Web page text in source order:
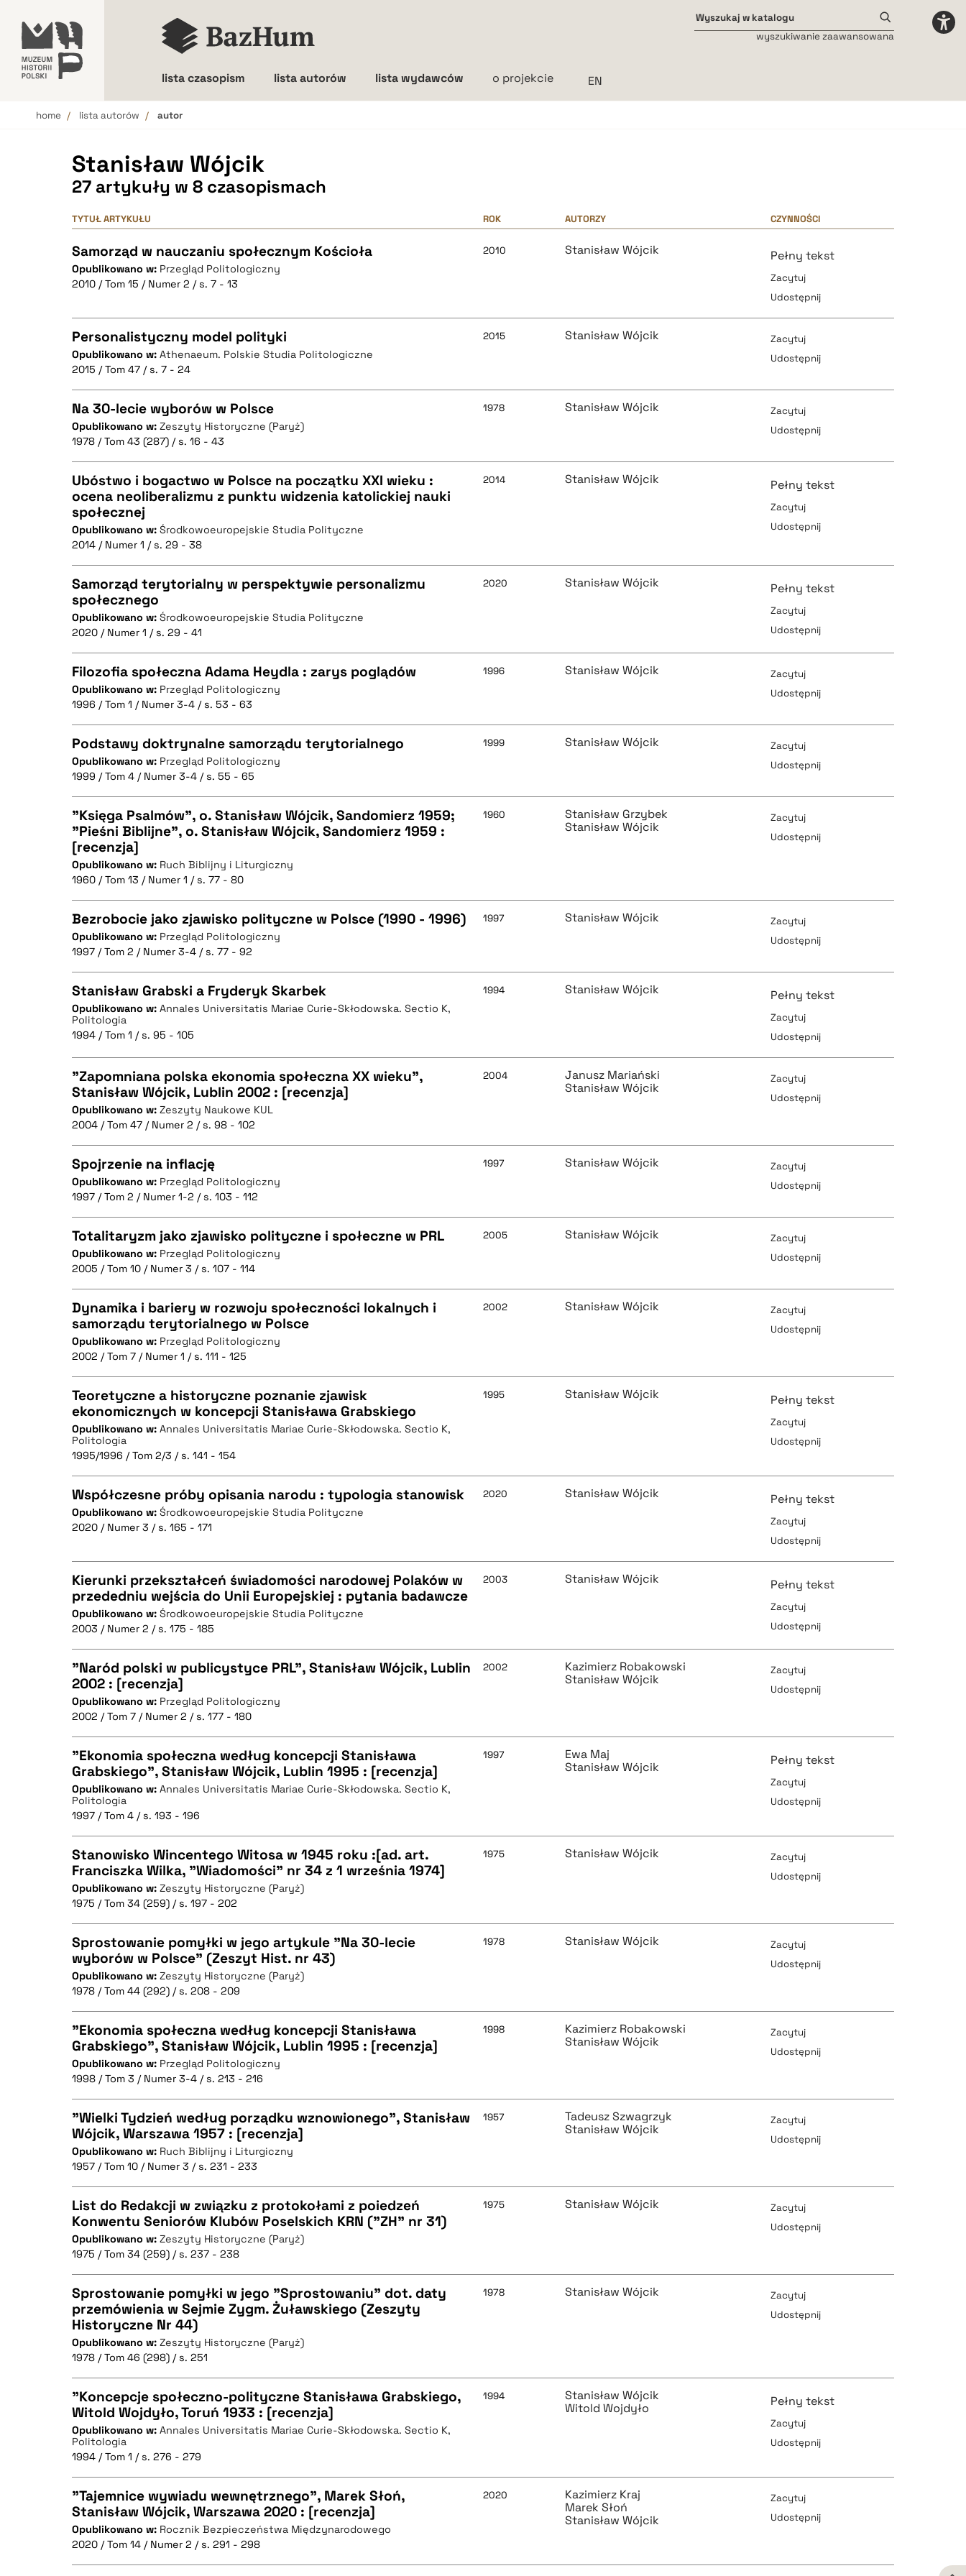
lista czasopism lista autorów lista wydawców o projekcie
wyszukiwanie zaawansowana
home lista autorów autor
Stanisław Wójcik
27 artykuły w 8 czasopismach
TYTUŁ ARTYKUŁU ROK AUTORZY CZYNNOŚCI
Samorząd w nauczaniu społecznym Kościoła
Opublikowano w: Przegląd Politologiczny
2010 / Tom 15 / Numer 2 / s. 7 - 13
2010 Stanisław Wójcik Pełny tekst
Zacytuj
Udostępnij
CZYSTY TEKST
pobierz cytat
BIBTEX
pobierz cytat
Personalistyczny model polityki
Opublikowano w: Athenaeum. Polskie Studia Politologiczne
2015 / Tom 47 / s. 7 - 24
2015 Stanisław Wójcik
Zacytuj
Udostępnij
CZYSTY TEKST
BIBTEX
Na 30-lecie wyborów w Polsce
Opublikowano w: Zeszyty Historyczne (Paryż)
1978 / Tom 43 (287) / s. 16 - 43
1978 Stanisław Wójcik
Zacytuj
Udostępnij
CZYSTY TEKST
BIBTEX
pobierz cytat
Ubóstwo i bogactwo w Polsce na początku XXI wieku :
ocena neoliberalizmu z punktu widzenia katolickiej nauki
społecznej
Opublikowano w: Środkowoeuropejskie Studia Polityczne
2014 / Numer 1 / s. 29 - 38
2014 Stanisław Wójcik Pełny tekst
Zacytuj
Udostępnij
CZYSTY TEKST
pobierz cytat
BIBTEX
pobierz cytat
Samorząd terytorialny w perspektywie personalizmu
społecznego
Opublikowano w: Środkowoeuropejskie Studia Polityczne
2020 / Numer 1 / s. 29 - 41
2020 Stanisław Wójcik Pełny tekst
Zacytuj
Udostępnij
CZYSTY TEKST
pobierz cytat
BIBTEX
pobierz cytat
Filozofia społeczna Adama Heydla : zarys poglądów
Opublikowano w: Przegląd Politologiczny
1996 / Tom 1 / Numer 3-4 / s. 53 - 63
1996 Stanisław Wójcik
Zacytuj
Udostępnij
CZYSTY TEKST
pobierz cytat
BIBTEX
Podstawy doktrynalne samorządu terytorialnego
Opublikowano w: Przegląd Politologiczny
1999 / Tom 4 / Numer 3-4 / s. 55 - 65
1999 Stanisław Wójcik
Zacytuj
Udostępnij
CZYSTY TEKST
BIBTEX
"Księga Psalmów", o. Stanisław Wójcik, Sandomierz 1959;
"Pieśni Biblijne", o. Stanisław Wójcik, Sandomierz 1959 :
[recenzja]
Opublikowano w: Ruch Biblijny i Liturgiczny
1960 / Tom 13 / Numer 1 / s. 77 - 80
1960
Stanisław Grzybek
Stanisław Wójcik
Zacytuj
Udostępnij
CZYSTY TEKST
BIBTEX
Bezrobocie jako zjawisko polityczne w Polsce (1990 - 1996)
Opublikowano w: Przegląd Politologiczny
1997 / Tom 2 / Numer 3-4 / s. 77 - 92
1997 Stanisław Wójcik
Zacytuj
Udostępnij
CZYSTY TEKST
pobierz cytat
BIBTEX
Stanisław Grabski a Fryderyk Skarbek
Opublikowano w: Annales Universitatis Mariae Curie-Skłodowska. Sectio K,
Politologia
1994 / Tom 1 / s. 95 - 105
1994 Stanisław Wójcik Pełny tekst
Zacytuj
Udostępnij
CZYSTY TEKST
pobierz cytat
BIBTEX
pobierz cytat
"Zapomniana polska ekonomia społeczna XX wieku",
Stanisław Wójcik, Lublin 2002 : [recenzja]
Opublikowano w: Zeszyty Naukowe KUL
2004 / Tom 47 / Numer 2 / s. 98 - 102
2004
Janusz Mariański
Stanisław Wójcik
Zacytuj
Udostępnij
CZYSTY TEKST
pobierz cytat
BIBTEX
pobierz cytat
Spojrzenie na inflację
Opublikowano w: Przegląd Politologiczny
1997 / Tom 2 / Numer 1-2 / s. 103 - 112
1997 Stanisław Wójcik
Zacytuj
Udostępnij
CZYSTY TEKST
pobierz cytat
BIBTEX
pobierz cytat
Totalitaryzm jako zjawisko polityczne i społeczne w PRL
Opublikowano w: Przegląd Politologiczny
2005 / Tom 10 / Numer 3 / s. 107 - 114
2005 Stanisław Wójcik
Zacytuj
Udostępnij
CZYSTY TEKST
pobierz cytat
BIBTEX
Dynamika i bariery w rozwoju społeczności lokalnych i
samorządu terytorialnego w Polsce
Opublikowano w: Przegląd Politologiczny
2002 / Tom 7 / Numer 1 / s. 111 - 125
2002 Stanisław Wójcik
Zacytuj
Udostępnij
CZYSTY TEKST
BIBTEX
pobierz cytat
Teoretyczne a historyczne poznanie zjawisk
ekonomicznych w koncepcji Stanisława Grabskiego
Opublikowano w: Annales Universitatis Mariae Curie-Skłodowska. Sectio K,
Politologia
1995/1996 / Tom 2/3 / s. 141 - 154
1995 Stanisław Wójcik Pełny tekst
Zacytuj
Udostępnij
CZYSTY TEKST
pobierz cytat
BIBTEX
Współczesne próby opisania narodu : typologia stanowisk
Opublikowano w: Środkowoeuropejskie Studia Polityczne
2020 / Numer 3 / s. 165 - 171
2020 Stanisław Wójcik Pełny tekst
Zacytuj
Udostępnij
CZYSTY TEKST
pobierz cytat
BIBTEX
Kierunki przekształceń świadomości narodowej Polaków w
przededniu wejścia do Unii Europejskiej : pytania badawcze
Opublikowano w: Środkowoeuropejskie Studia Polityczne
2003 / Numer 2 / s. 175 - 185
2003 Stanisław Wójcik Pełny tekst
Zacytuj
Udostępnij
CZYSTY TEKST
pobierz cytat
BIBTEX
"Naród polski w publicystyce PRL", Stanisław Wójcik, Lublin
2002 : [recenzja]
Opublikowano w: Przegląd Politologiczny
2002 / Tom 7 / Numer 2 / s. 177 - 180
2002
Kazimierz Robakowski
Stanisław Wójcik
Zacytuj
Udostępnij
CZYSTY TEKST
BIBTEX
"Ekonomia społeczna według koncepcji Stanisława
Grabskiego", Stanisław Wójcik, Lublin 1995 : [recenzja]
Opublikowano w: Annales Universitatis Mariae Curie-Skłodowska. Sectio K,
Politologia
1997 / Tom 4 / s. 193 - 196
1997
Ewa Maj
Stanisław Wójcik
Pełny tekst
Zacytuj
Udostępnij
CZYSTY TEKST
pobierz cytat
BIBTEX
Stanowisko Wincentego Witosa w 1945 roku :[ad. art.
Franciszka Wilka, "Wiadomości" nr 34 z 1 września 1974]
Opublikowano w: Zeszyty Historyczne (Paryż)
1975 / Tom 34 (259) / s. 197 - 202
1975 Stanisław Wójcik
Zacytuj
Udostępnij
CZYSTY TEKST
pobierz cytat
BIBTEX
Sprostowanie pomyłki w jego artykule "Na 30-lecie
wyborów w Polsce" (Zeszyt Hist. nr 43)
Opublikowano w: Zeszyty Historyczne (Paryż)
1978 / Tom 44 (292) / s. 208 - 209
1978 Stanisław Wójcik
Zacytuj
Udostępnij
CZYSTY TEKST
pobierz cytat
BIBTEX
"Ekonomia społeczna według koncepcji Stanisława
Grabskiego", Stanisław Wójcik, Lublin 1995 : [recenzja]
Opublikowano w: Przegląd Politologiczny
1998 / Tom 3 / Numer 3-4 / s. 213 - 216
1998
Kazimierz Robakowski
Stanisław Wójcik
Zacytuj
Udostępnij
CZYSTY TEKST
pobierz cytat
BIBTEX
"Wielki Tydzień według porządku wznowionego", Stanisław
Wójcik, Warszawa 1957 : [recenzja]
Opublikowano w: Ruch Biblijny i Liturgiczny
1957 / Tom 10 / Numer 3 / s. 231 - 233
1957
Tadeusz Szwagrzyk
Stanisław Wójcik
Zacytuj
Udostępnij
CZYSTY TEKST
pobierz cytat
BIBTEX
List do Redakcji w związku z protokołami z poiedzeń
Konwentu Seniorów Klubów Poselskich KRN ("ZH" nr 31)
Opublikowano w: Zeszyty Historyczne (Paryż)
1975 / Tom 34 (259) / s. 237 - 238
1975 Stanisław Wójcik
Zacytuj
Udostępnij
CZYSTY TEKST
BIBTEX
pobierz cytat
Sprostowanie pomyłki w jego "Sprostowaniu" dot. daty
przemówienia w Sejmie Zygm. Żuławskiego (Zeszyty
Historyczne Nr 44)
Opublikowano w: Zeszyty Historyczne (Paryż)
1978 / Tom 46 (298) / s. 251
1978 Stanisław Wójcik
Zacytuj
Udostępnij
CZYSTY TEKST
BIBTEX
"Koncepcje społeczno-polityczne Stanisława Grabskiego,
Witold Wojdyło, Toruń 1933 : [recenzja]
Opublikowano w: Annales Universitatis Mariae Curie-Skłodowska. Sectio K,
Politologia
1994 / Tom 1 / s. 276 - 279
1994
Stanisław Wójcik
Witold Wojdyło
Pełny tekst
Zacytuj
Udostępnij
CZYSTY TEKST
pobierz cytat
"Tajemnice wywiadu wewnętrznego", Marek Słoń,
Stanisław Wójcik, Warszawa 2020 : [recenzja]
Opublikowano w: Rocznik Bezpieczeństwa Międzynarodowego
2020 / Tom 14 / Numer 2 / s. 291 - 298
2020
Kazimierz Kraj
Marek Słoń
Stanisław Wójcik
Zacytuj
Udostępnij